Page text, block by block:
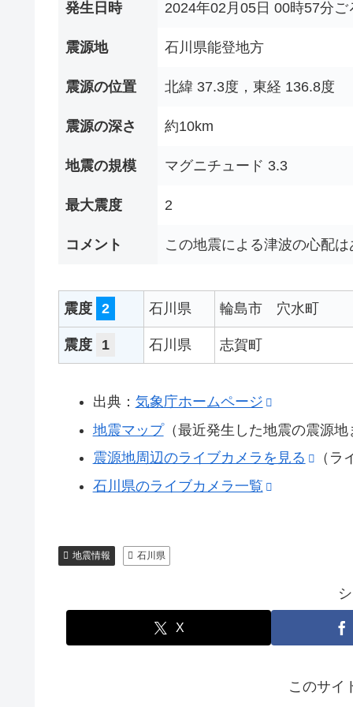
発生日時 2024年02月05日 00時57分ご
震源地 石川県能登地方
震源の位置 北緯 37.3度，東経 136.8度
震源の深さ 約10km
地震の規模 マグニチュード 3.3
最大震度 2
コメント この地震による津波の心配
震度 2 石川県 輪島市 穴水町
震度 1 石川県 志賀町
出典： 気象庁ホームページ
地震マップ（最近発生した地震の震源地
震源地周辺のライブカメラを見る
（ラ
石川県のライブカメラ一覧
地震情報 石川県
X
このサイ